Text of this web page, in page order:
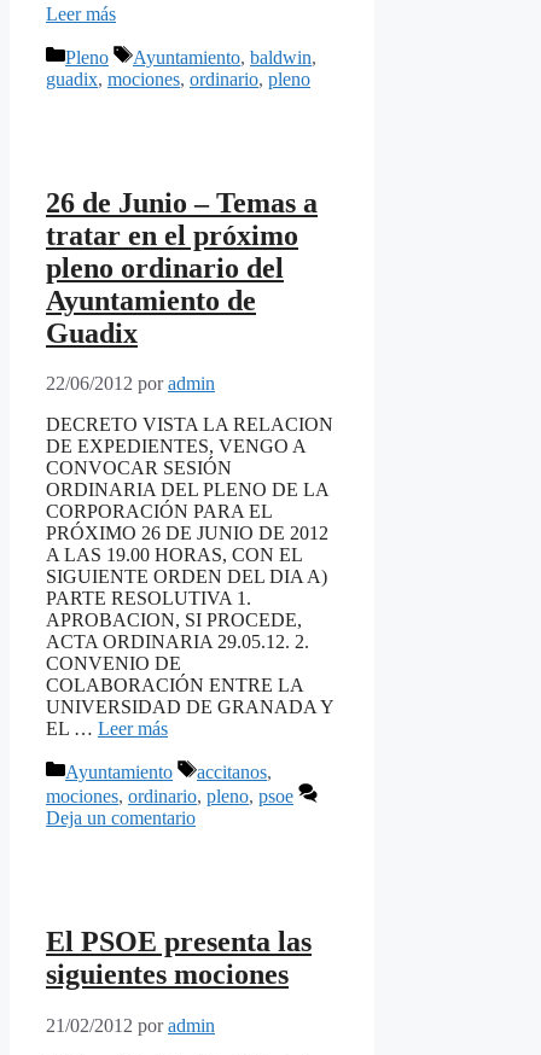
Leer más
Categorías
Pleno Etiquetas
Ayuntamiento, baldwin,
guadix, mociones, ordinario, pleno
26 de Junio – Temas a
tratar en el próximo
pleno ordinario del
Ayuntamiento de
Guadix
22/06/2012 poradmin
DECRETO VISTA LA RELACION
DE EXPEDIENTES, VENGO A
CONVOCAR SESIÓN
ORDINARIA DEL PLENO DE LA
CORPORACIÓN PARA EL
PRÓXIMO 26 DE JUNIO DE 2012
A LAS 19.00 HORAS, CON EL
SIGUIENTE ORDEN DEL DIA A)
PARTE RESOLUTIVA 1.
APROBACION, SI PROCEDE,
ACTA ORDINARIA 29.05.12. 2.
CONVENIO DE
COLABORACIÓN ENTRE LA
UNIVERSIDAD DE GRANADA Y
EL … Leer más
Categorías
Ayuntamiento Etiquetas
accitanos,
mociones, ordinario, pleno, psoe
Deja un comentario
El PSOE presenta las
siguientes mociones
21/02/2012 poradmin